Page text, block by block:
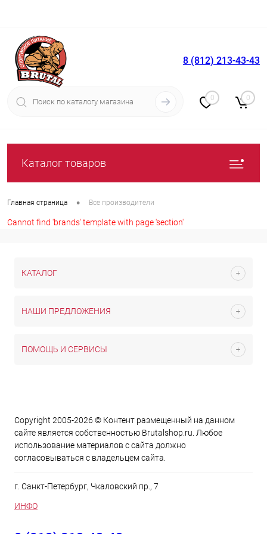
Вход Регистрация
8 (812) 213-43-43
0 0
Каталог товаров
Главная страница • Все производители
Cannot find 'brands' template with page 'section'
КАТАЛОГ
НАШИ ПРЕДЛОЖЕНИЯ
ПОМОЩЬ И СЕРВИСЫ
Copyright 2005-2026 © Контент размещенный на данном
сайте является cобственностью Brutalshop.ru. Любое
использование материалов с сайта должно
согласовываться с владельцем сайта.
г. Санкт-Петербург, Чкаловский пр., 7
ИНФО